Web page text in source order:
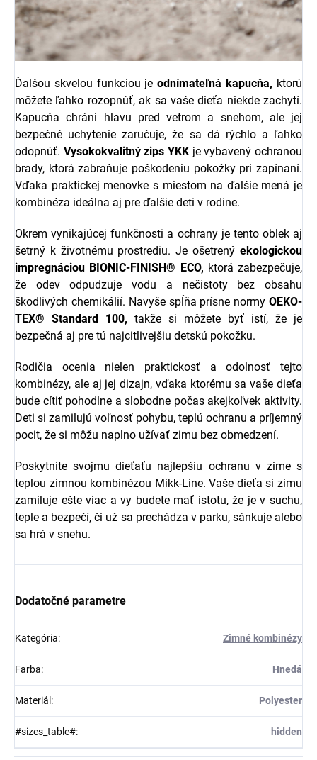
Ďalšou skvelou funkciou je odnímateľná kapucňa, ktorú
môžete ľahko rozopnúť, ak sa vaše dieťa niekde zachytí.
Kapucňa chráni hlavu pred vetrom a snehom, ale jej
bezpečné uchytenie zaručuje, že sa dá rýchlo a ľahko
odopnúť. Vysokokvalitný zips YKK je vybavený ochranou
brady, ktorá zabraňuje poškodeniu pokožky pri zapínaní.
Vďaka praktickej menovke s miestom na ďalšie mená je
kombinéza ideálna aj pre ďalšie deti v rodine.
Okrem vynikajúcej funkčnosti a ochrany je tento oblek aj
šetrný k životnému prostrediu. Je ošetrený ekologickou
impregnáciou BIONIC-FINISH® ECO, ktorá zabezpečuje,
že odev odpudzuje vodu a nečistoty bez obsahu
škodlivých chemikálií. Navyše spĺňa prísne normy OEKO-
TEX® Standard 100, takže si môžete byť istí, že je
bezpečná aj pre tú najcitlivejšiu detskú pokožku.
Rodičia ocenia nielen praktickosť a odolnosť tejto
kombinézy, ale aj jej dizajn, vďaka ktorému sa vaše dieťa
bude cítiť pohodlne a slobodne počas akejkoľvek aktivity.
Deti si zamilujú voľnosť pohybu, teplú ochranu a príjemný
pocit, že si môžu naplno užívať zimu bez obmedzení.
Poskytnite svojmu dieťaťu najlepšiu ochranu v zime s
teplou zimnou kombinézou Mikk-Line. Vaše dieťa si zimu
zamiluje ešte viac a vy budete mať istotu, že je v suchu,
teple a bezpečí, či už sa prechádza v parku, sánkuje alebo
sa hrá v snehu.
Dodatočné parametre
Kategória: Zimné kombinézy
Farba: Hnedá
Materiál : Polyester
#sizes_table#: hidden